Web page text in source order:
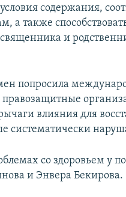
содержания,
а также
и
попросила
влияния для
систематически
со здоровьем у
и Энвера Бекирова.